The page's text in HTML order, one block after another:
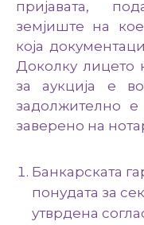
пријавата,
земјиште на
која
Доколку лицето
за аукција е
задолжително
заверено на
Банкарската
понудата за
утврдена